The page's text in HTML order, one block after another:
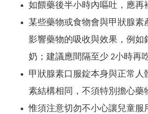
如餵藥後半小時內嘔吐，應再
某些藥物或食物會與甲狀腺素
影響藥物的吸收與效果，例如
奶；建議應間隔至少 2小時再
甲狀腺素口服錠本身與正常人
素結構相同，不須特別擔心藥
惟須注意切勿不小心讓兒童服